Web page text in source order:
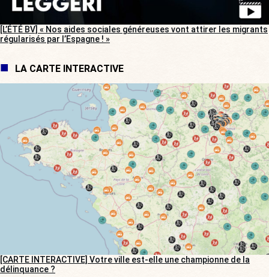
[L’ÉTÉ BV] « Nos aides sociales généreuses vont attirer les migrants
régularisés par l’Espagne ! »
LA CARTE INTERACTIVE
[CARTE INTERACTIVE] Votre ville est-elle une championne de la
délinquance ?